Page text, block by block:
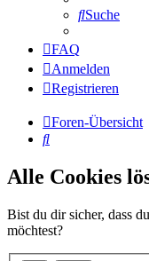
Suche
FAQ
Anmelden
Registrieren
Foren-Übersicht
Suche
Alle Cookies
Bist du dir sicher, dass
möchtest?